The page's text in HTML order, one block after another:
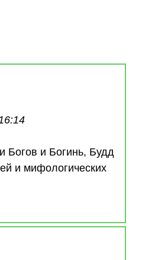
Богов и Богинь, Будд
и мифологических